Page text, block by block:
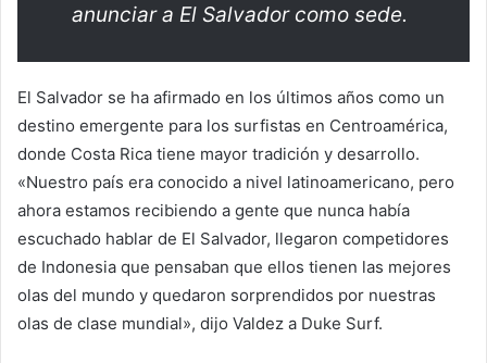
anunciar a El Salvador como sede.
El Salvador se ha afirmado en los últimos años como un
destino emergente para los surfistas en Centroamérica,
donde Costa Rica tiene mayor tradición y desarrollo.
«Nuestro país era conocido a nivel latinoamericano, pero
ahora estamos recibiendo a gente que nunca había
escuchado hablar de El Salvador, llegaron competidores
de Indonesia que pensaban que ellos tienen las mejores
olas del mundo y quedaron sorprendidos por nuestras
olas de clase mundial», dijo Valdez a Duke Surf.